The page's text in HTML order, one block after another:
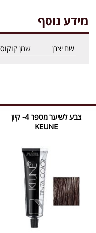
מידע נוסף
שם יצרן שמן קוקוס
צבע לשיער מספר 4- קיון
KEUNE